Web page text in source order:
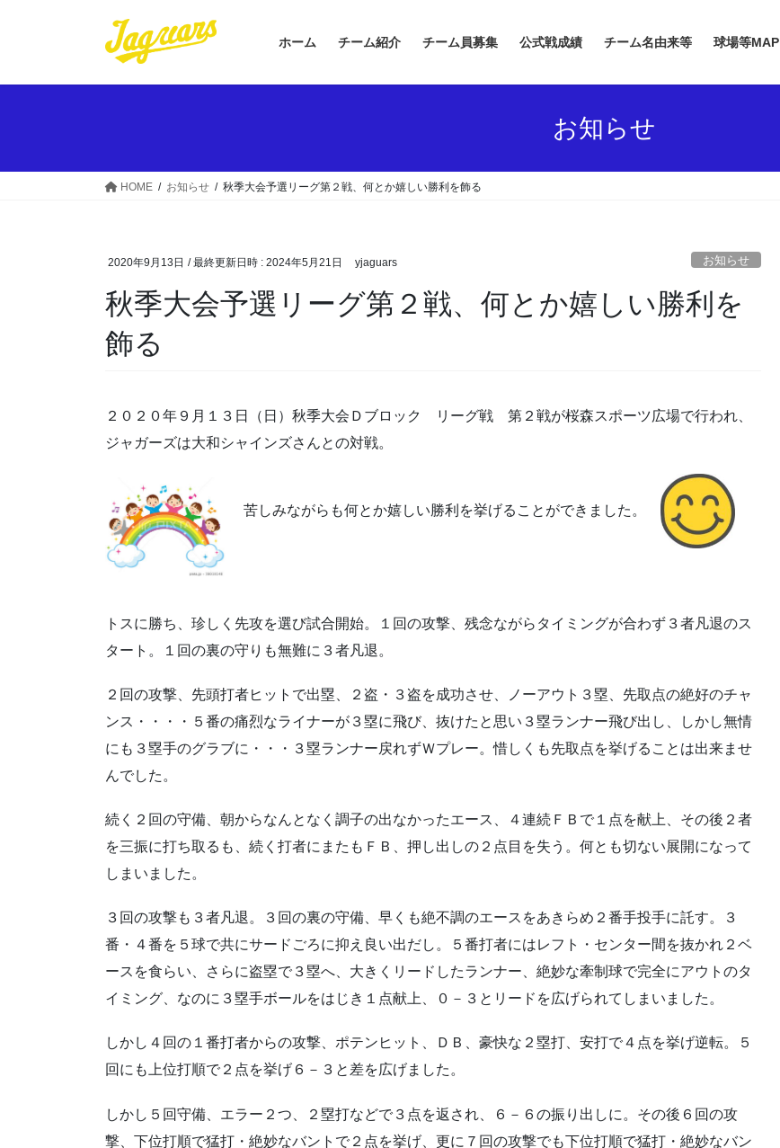
ホーム チーム紹介 チーム員募集 公式戦成績 チーム名由来等 球場等MAP
お知らせ
HOME お知らせ 秋季大会予選リーグ第２戦、何とか嬉しい勝利を飾る
2020年9月13日 / 最終更新日時 : 2024年5月21日 yjaguars お知らせ
秋季大会予選リーグ第２戦、何とか嬉しい勝利を
飾る
２０２０年９月１３日（日）秋季大会Ｄブロック リーグ戦 第２戦が桜森スポーツ広場で行われ、
ジャガーズは大和シャインズさんとの対戦。
苦しみながらも何とか嬉しい勝利を挙げることができました。
トスに勝ち、珍しく先攻を選び試合開始。１回の攻撃、残念ながらタイミングが合わず３者凡退のス
タート。１回の裏の守りも無難に３者凡退。
２回の攻撃、先頭打者ヒットで出塁、２盗・３盗を成功させ、ノーアウト３塁、先取点の絶好のチャ
ンス・・・・５番の痛烈なライナーが３塁に飛び、抜けたと思い３塁ランナー飛び出し、しかし無情
にも３塁手のグラブに・・・３塁ランナー戻れずＷプレー。惜しくも先取点を挙げることは出来ませ
んでした。
続く２回の守備、朝からなんとなく調子の出なかったエース、４連続ＦＢで１点を献上、その後２者
を三振に打ち取るも、続く打者にまたもＦＢ、押し出しの２点目を失う。何とも切ない展開になって
しまいました。
３回の攻撃も３者凡退。３回の裏の守備、早くも絶不調のエースをあきらめ２番手投手に託す。３
番・４番を５球で共にサードごろに抑え良い出だし。５番打者にはレフト・センター間を抜かれ２ベ
ースを食らい、さらに盗塁で３塁へ、大きくリードしたランナー、絶妙な牽制球で完全にアウトのタ
イミング、なのに３塁手ボールをはじき１点献上、０－３とリードを広げられてしまいました。
しかし４回の１番打者からの攻撃、ポテンヒット、ＤＢ、豪快な２塁打、安打で４点を挙げ逆転。５
回にも上位打順で２点を挙げ６－３と差を広げました。
しかし５回守備、エラー２つ、２塁打などで３点を返され、６－６の振り出しに。その後６回の攻
撃、下位打順で猛打・絶妙なバントで２点を挙げ、更に７回の攻撃でも下位打順で猛打・絶妙なバン